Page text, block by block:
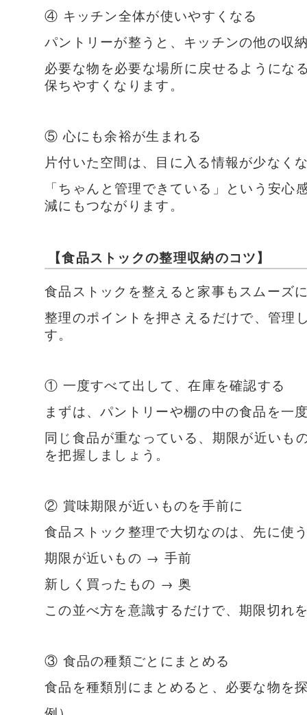
④ キッチン全体が使いやすくなる
パントリーが整うと、キッチンの他の収
必要な物を必要な場所に戻せるようにな
保ちやすくなります。
⑤ 心にも余裕が生まれる
片付いた空間は、目に入る情報が少なく
「ちゃんと管理できている」という安心
減にもつながります。
【食品ストックの整理収納のコツ】
食品ストックを整えると家事もスムーズ
整理のポイントを押さえるだけで、管理
す。
① 一度すべて出して、在庫を確認する
まずは、パントリーや棚の中の食品を一
同じ食品が重なっている、期限が近い
を把握しましょう。
② 賞味期限が近いものを手前に
食品ストック整理で大切なのは、先に使
期限が近いもの → 手前
新しく買ったもの → 奥
この並べ方を意識するだけで、期限切れ
③ 食品の種類ごとにまとめる
食品を種類別にまとめると、必要な物を